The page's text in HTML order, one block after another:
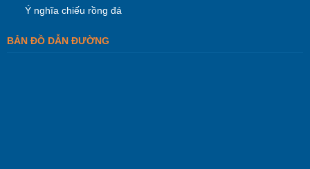
Ý nghĩa chiếu rồng đá
BẢN ĐỒ DẪN ĐƯỜNG